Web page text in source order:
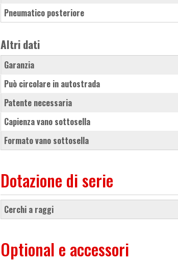
Pneumatico posteriore
Altri dati
Garanzia
Può circolare in autostrada
Patente necessaria
Capienza vano sottosella
Formato vano sottosella
Dotazione di serie
cerchi a raggi
Optional e accessori